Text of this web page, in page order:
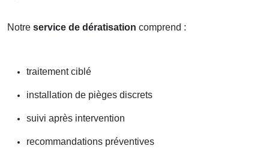
Notre service de dératisation comprend :
traitement ciblé
installation de pièges discrets
suivi après intervention
recommandations préventives